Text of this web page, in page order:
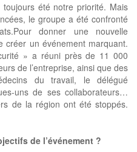
été notre priorité. Mais
le groupe a été confronté
donner une nouvelle
créer un événement marquant.
» a réuni près de 11 000
de l’entreprise, ainsi que des
du travail, le délégué
uns de ses collaborateurs…
de la région ont été stoppés.
de l’événement ?